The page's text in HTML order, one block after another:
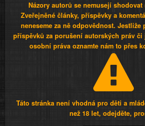
Názory autorů se nemusejí shodovat
Zveřejněné články, příspěvky a
neneseme za ně odpovědnost. Jestliže
příspěvků za porušení autorských práv
osobní práva oznamte nám to přes
Táto stránka není vhodná pro děti a
než 18 let, odejděte,